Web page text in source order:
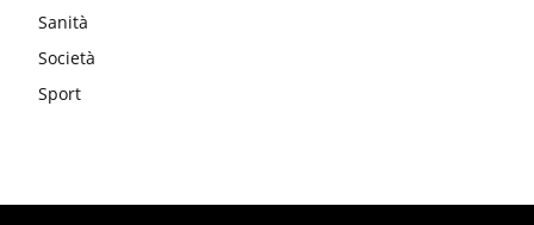
Sanità
Società
Sport